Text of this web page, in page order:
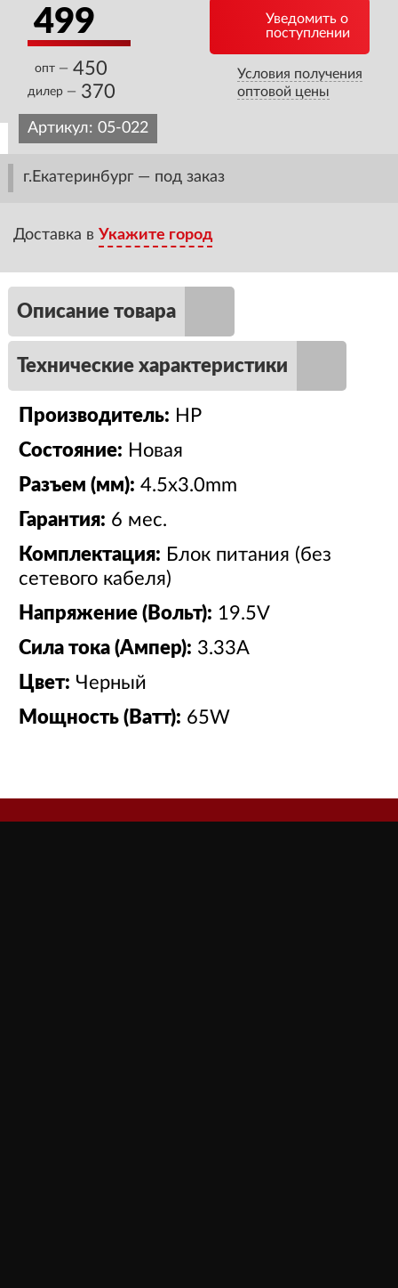
499
опт — 450
дилер — 370
Уведомить о
поступлении
Условия получения
оптовой цены
Артикул: 05-022
г.Екатеринбург — под заказ
Доставка в Укажите город
Описание товара
Технические характеристики
Производитель: HP
Состояние: Новая
Разъем (мм): 4.5x3.0mm
Гарантия: 6 мес.
Комплектация: Блок питания (без
сетевого кабеля)
Напряжение (Вольт): 19.5V
Сила тока (Ампер): 3.33A
Цвет: Черный
Мощность (Ватт): 65W